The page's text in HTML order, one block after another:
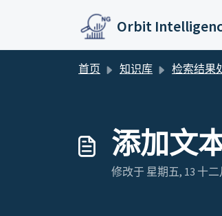
Orbit
首页 知识库 检索结果
添加文
修改于 星期五, 13 十二